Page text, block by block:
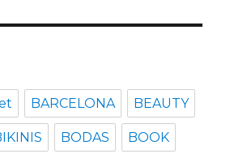
BARCELONA BEAUTY
BODAS BOOK